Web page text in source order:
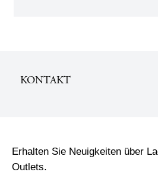
KONTAKT
Erhalten Sie Neuigkeiten über
Outlets.